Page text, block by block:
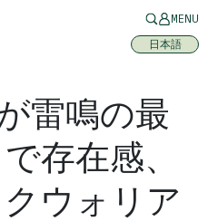
MENU
日本語
雷鳴の最
存在感、
ウォリア